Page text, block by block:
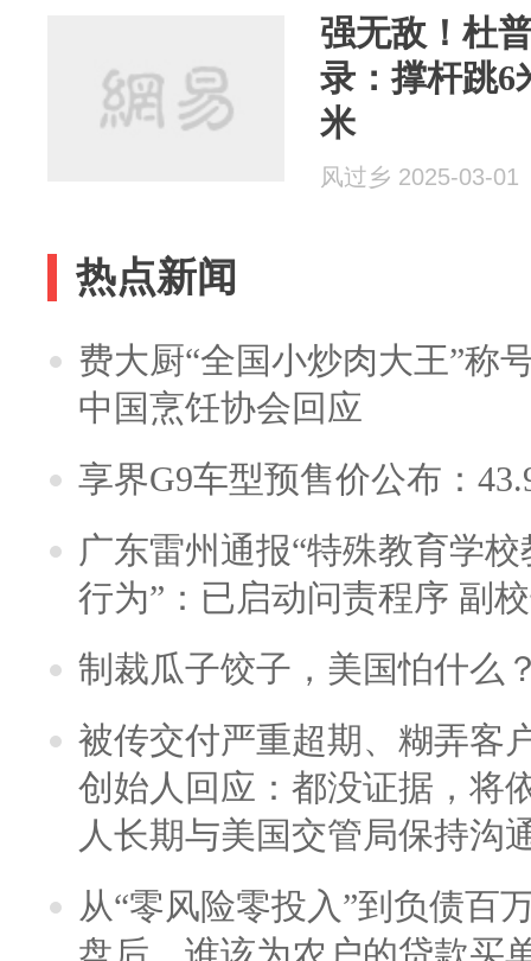
强无敌！杜
录：撑杆跳6
米
风过乡 2025-03-01
热点新闻
费大厨“全国小炒肉大王”称
中国烹饪协会回应
享界G9车型预售价公布：
广东雷州通报“特殊教育学
行为”：已启动问责程序 副
制裁瓜子饺子，美国怕什么
被传交付严重超期、糊弄客
创始人回应：都没证据，将
人长期与美国交管局保持沟
从“零风险零投入”到负债百